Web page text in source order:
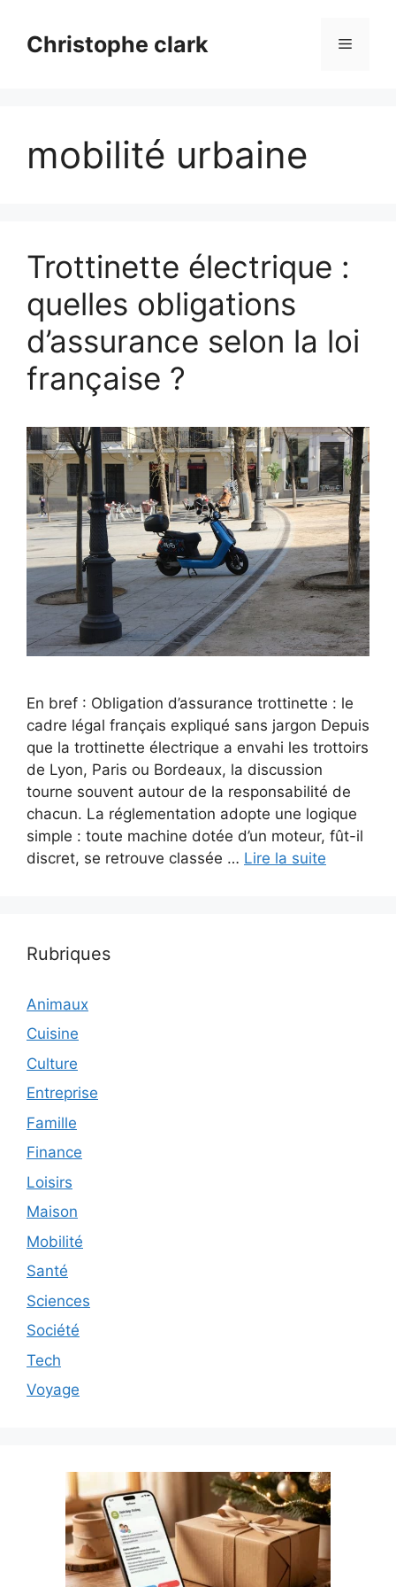
contenuChristophe clark Menu
mobilité urbaine
Trottinette électrique :
quelles obligations
d’assurance selon la loi
française ?
En bref : Obligation d’assurance trottinette : le
cadre légal français expliqué sans jargon Depuis
que la trottinette électrique a envahi les trottoirs
de Lyon, Paris ou Bordeaux, la discussion
tourne souvent autour de la responsabilité de
chacun. La réglementation adopte une logique
simple : toute machine dotée d’un moteur, fût-il
discret, se retrouve classée … Lire la suite
Rubriques
Animaux
Cuisine
Culture
Entreprise
Famille
Finance
Loisirs
Maison
Mobilité
Santé
Sciences
Société
Tech
Voyage